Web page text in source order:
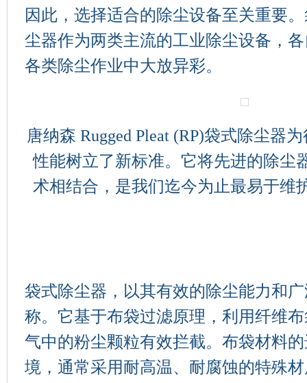
因此，选择适合的除尘设备至关重要
尘器作为两类主流的工业除尘设备 ，
各类除尘作业中大放异彩。
唐纳森 Rugged Pleat (RP)袋式除尘器
性能树立了新标准。它将先进的除尘
术相结合，是我们迄今为止最易于维
袋式除尘器 ，以其有效的除尘能力和
称。它基于布袋过滤原理，利用纤维
气中的粉尘颗粒有效拦截。布袋材料
境，通常采用耐高温、耐腐蚀的特殊